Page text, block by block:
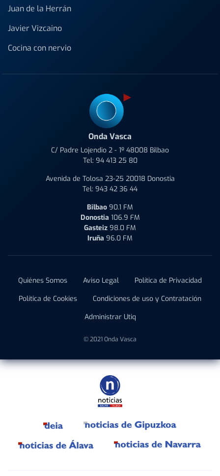
Juan de la Herrán
Javier Vizcaino
Cocina con nervio
Onda Vasca
C/ Padre Lojendio 2 - 1º 48008 Bilbao
Tel: 94 413 25 80
Avenida de Tolosa 23-25 20018 Donostia
Tel: 943 42 36 44
Bilbao 90.1 FM
Donostia 106.9 FM
Gasteiz 98.0 FM
Iruña 96.0 FM
Quiénes Somos Aviso Legal
Política de Privacidad
Política de Cookies
Condiciones de uso y Contratación
Administrar Utiq
© 2021 Onda Vasca